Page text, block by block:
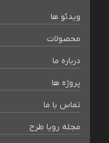
ویدئو ها
محصولات
درباره ما
پروژه ها
تماس با ما
مجله رویا طرح